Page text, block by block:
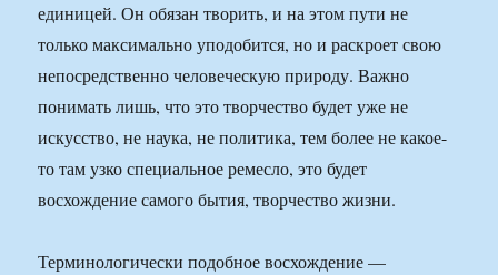
единицей. Он обязан творить, и на этом пути не
только максимально уподобится, но и раскроет свою
непосредственно человеческую природу. Важно
понимать лишь, что это творчество будет уже не
искусство, не наука, не политика, тем более не какое-
то там узко специальное ремесло, это будет
восхождение самого бытия, творчество жизни.
Терминологически подобное восхождение —